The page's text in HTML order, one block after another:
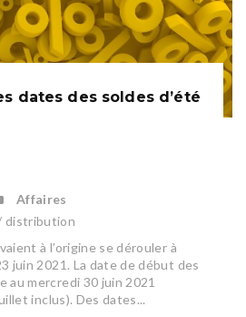
dates des soldes d’été
Affaires
distribution
à l’origine se dérouler à
juin 2021. La date de début des
au mercredi 30 juin 2021
inclus). Des dates...